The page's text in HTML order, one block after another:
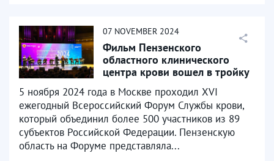
07 NOVEMBER 2024
Фильм Пензенского
областного клинического
центра крови вошел в тройку
5 ноября 2024 года в Москве проходил XVI
ежегодный Всероссийский Форум Службы крови,
который объединил более 500 участников из 89
субъектов Российской Федерации. Пензенскую
область на Форуме представляла...